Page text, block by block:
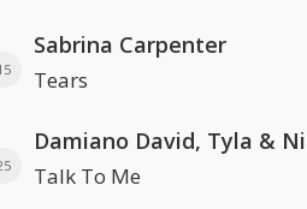
Sabrina Carpenter
Tears
Damiano David, Tyla &
Talk To Me